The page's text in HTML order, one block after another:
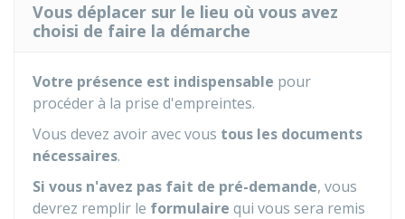
Vous déplacer sur le lieu où vous avez
choisi de faire la démarche
Votre présence est indispensable pour
procéder à la prise d'empreintes.
Vous devez avoir avec vous tous les documents
nécessaires.
Si vous n'avez pas fait de pré-demande, vous
devrez remplir le formulaire qui vous sera remis